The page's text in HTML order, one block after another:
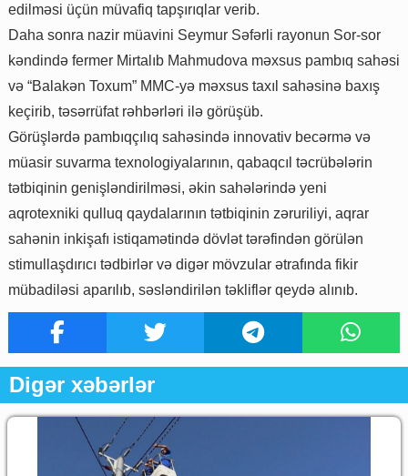
edilməsi üçün müvafiq tapşırıqlar verib.
Daha sonra nazir müavini Seymur Səfərli rayonun Sor-sor
kəndində fermer Mirtalıb Mahmudova məxsus pambıq sahəsi
və “Balakən Toxum” MMC-yə məxsus taxıl sahəsinə baxış
keçirib, təsərrüfat rəhbərləri ilə görüşüb.
Görüşlərdə pambıqçılıq sahəsində innovativ becərmə və
müasir suvarma texnologiyalarının, qabaqcıl təcrübələrin
tətbiqinin genişləndirilməsi, əkin sahələrində yeni
aqrotexniki qulluq qaydalarının tətbiqinin zəruriliyi, aqrar
sahənin inkişafı istiqamətində dövlət tərəfindən görülən
stimullaşdırıcı tədbirlər və digər mövzular ətrafında fikir
mübadiləsi aparılıb, səsləndirilən təkliflər qeydə alınıb.
Digər xəbərlər